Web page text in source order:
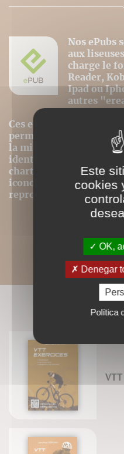
Nos ePubs
aux
charge le
Reader,
Ipad ou
autres
Ces ePubs sont alors
permettre le meilleur
la mise en page n'est
identique même si
charte graphique
iconographiques sont,
reproduits dans ce
VTT
Este
cookies
OK,
Denegar
Política